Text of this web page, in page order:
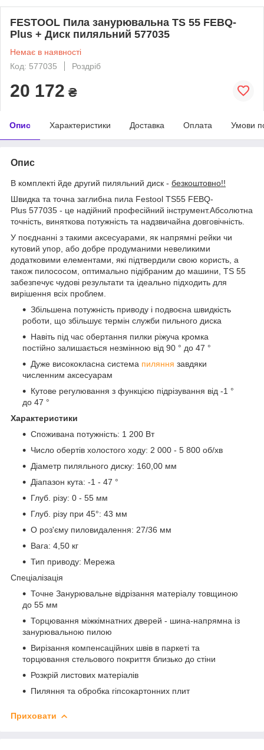
FESTOOL Пила занурювальна TS 55 FEBQ-
Plus + Диск пиляльний 577035
Немає в наявності
Код: 577035
Роздріб
20 172 ₴
Опис Характеристики Доставка Оплата Умови
Опис
В комплекті йде другий пиляльний диск - безкоштовно!!
Швидка та точна заглибна пила Festool TS55 FEBQ-
Plus 577035 - це надійний професійний інструмент.Абсолютна
точність, виняткова потужність та надзвичайна довговічність.
У поєднанні з такими аксесуарами, як напрямні рейки чи
кутовий упор, або добре продуманими невеликими
додатковими елементами, які підтвердили свою користь, а
також пилососом, оптимально підібраним до машини, TS 55
забезпечує чудові результати та ідеально підходить для
вирішення всіх проблем.
Збільшена потужність приводу і подвоєна швидкість
роботи, що збільшує термін служби пильного диска
Навіть під час обертання пилки ріжуча кромка
постійно залишається незмінною від 90 ° до 47 °
Дуже висококласна система пиляння завдяки
численним аксесуарам
Кутове регулювання з функцією підрізування від -1 °
до 47 °
Характеристики
Споживана потужність: 1 200 Вт
Число обертів холостого ходу: 2 000 - 5 800 об/хв
Діаметр пиляльного диску: 160,00 мм
Діапазон кута: -1 - 47 °
Глуб. різу: 0 - 55 мм
Глуб. різу при 45°: 43 мм
O роз'єму пиловидалення: 27/36 мм
Вага: 4,50 кг
Тип приводу: Мережа
Спеціалізація
Точне Занурювальне відрізання матеріалу товщиною
до 55 мм
Торцювання міжкімнатних дверей - шина-напрямна із
занурювальною пилою
Вирізання компенсаційних швів в паркеті та
торцювання стельового покриття близько до стіни
Розкрій листових матеріалів
Пиляння та обробка гіпсокартонних плит
Приховати